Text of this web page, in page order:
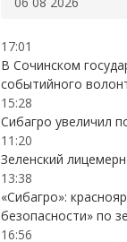
17:01
В Сочинском
событийного
15:28
Сибагро увеличил
11:20
Зеленский
13:38
«Сибагро»:
безопасности» по
16:56